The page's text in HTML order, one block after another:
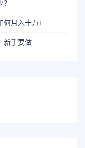
何月入十万+
新手要做